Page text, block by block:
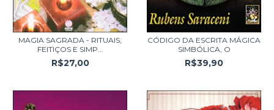
MAGIA SAGRADA - RITUAIS,
FEITIÇOS E SIMP...
R$27,00
CÓDIGO DA ESCRITA MÁGICA
SIMBÓLICA, O
R$39,90